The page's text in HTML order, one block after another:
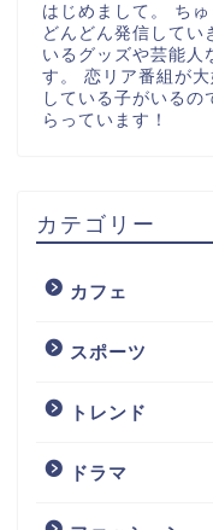
はじめまして。 ち
どんどん発信してい
いるグッズや芸能人
す。 恋リア番組が
している子がいるの
らっています！
カテゴリー
カフェ
スポーツ
トレンド
ドラマ